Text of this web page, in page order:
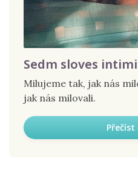
Sedm sloves
Milujeme tak, jak nás
jak nás milovali.
Přečíst